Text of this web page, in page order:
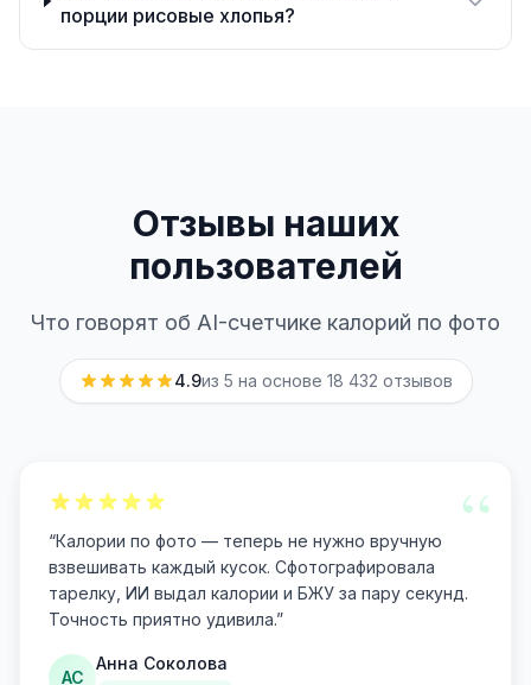
порции рисовые хлопья?
Отзывы наших
пользователей
Что говорят об AI-счетчике калорий по фото
4.9из 5 на основе 18 432 отзывов
“
“Калории по фото — теперь не нужно вручную
взвешивать каждый кусок. Сфотографировала
тарелку, ИИ выдал калории и БЖУ за пару секунд.
Точность приятно удивила.”
АС
Анна Соколова